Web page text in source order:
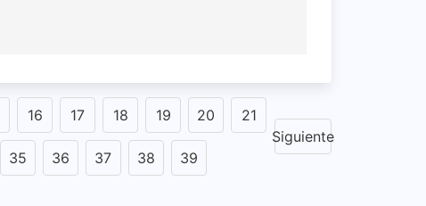
Siguiente
16 17 18 19 20 21
35 36 37 38 39